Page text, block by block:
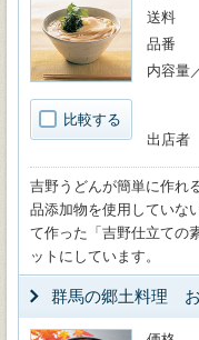
比較する
送料
品番
内容量
出店者
吉野うどんが簡単に作れ
品添加物を使用していな
て作った「吉野仕立ての
ットにしています。
群馬の郷土料理